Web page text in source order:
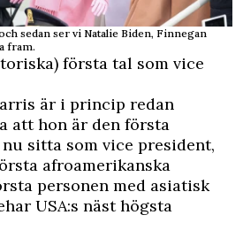
sedan ser vi Natalie Biden, Finnegan
fram.
första tal som vice
är i princip redan
att hon är den första
sitta som vice president,
afroamerikanska
personen med asiatisk
USA:s näst högsta